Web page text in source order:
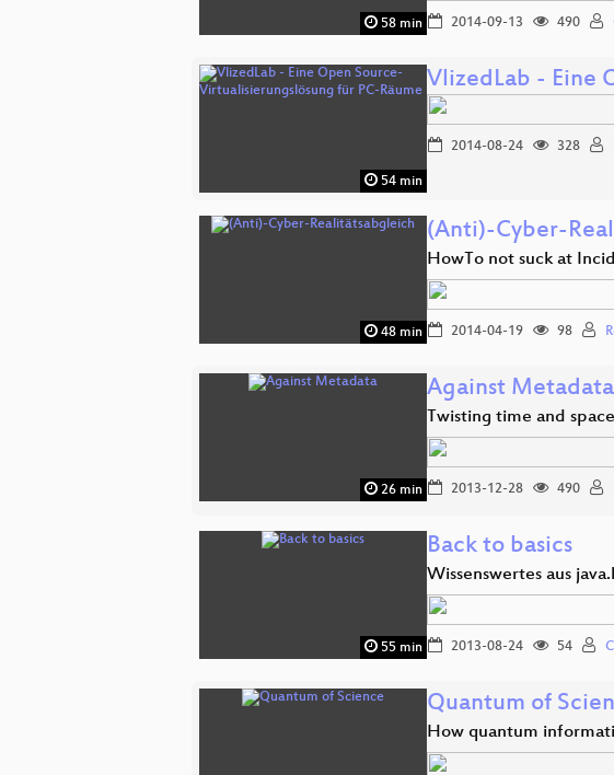
58 min 2014-09-13 490
54 min
VlizedLab - Eine
2014-08-24 328
48 min
(Anti)-Cyber-
HowTo not suck at
2014-04-19 98
26 min
Against Metadata
Twisting time and
2013-12-28 490
55 min
Back to basics
Wissenswertes aus
2013-08-24 54
Quantum of
How quantum